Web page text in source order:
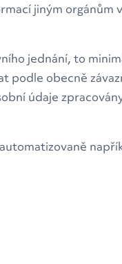
jiným orgánům
jednání, to
podle obecně
údaje